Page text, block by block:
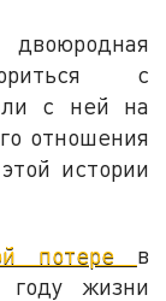
с
с ней на
отношения
истории
потере в
году жизни